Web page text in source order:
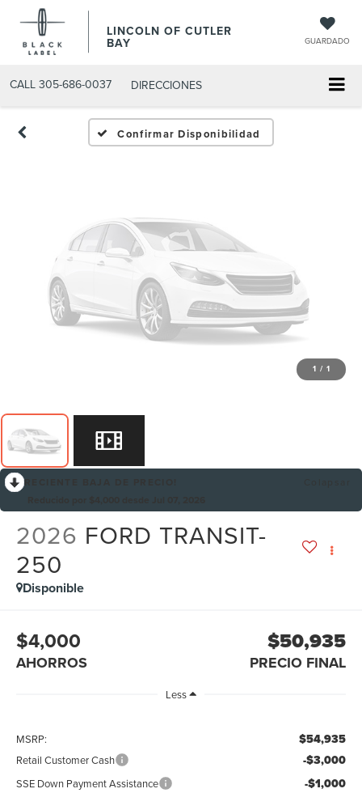
LINCOLN OF CUTLER
BAY GUARDADO
CALL 305-686-0037 DIRECCIONES
Confirmar Disponibilidad
Fotos No
Disponibles
Por favor, revise luego
1 / 1
2026 FORD TRANSIT-
250
Disponible
$4,000
AHORROS
$50,935
PRECIO FINAL
Less
MSRP: $54,935
Retail Customer Cash -$3,000
SSE Down Payment Assistance -$1,000